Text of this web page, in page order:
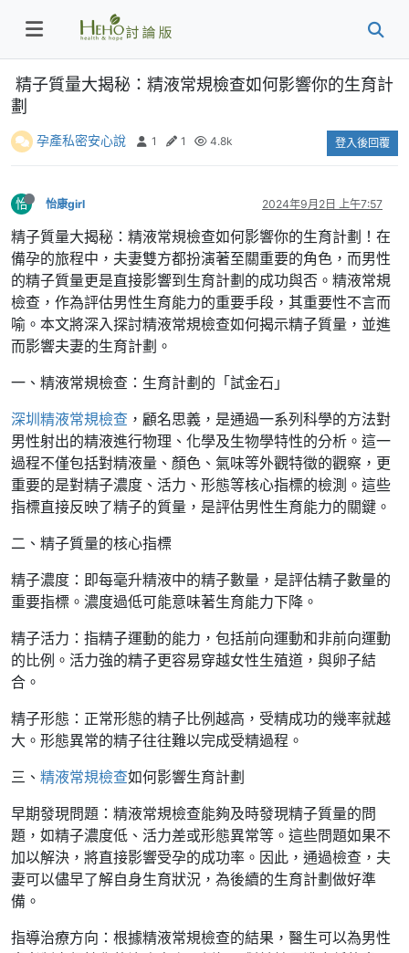
精子質量大揭秘：精液常規檢查如何影響你的生育計
劃
孕產私密安心說 1 1 4.8k 登入後回覆
怡 怡康girl 2024年9月2日 上午7:57
精子質量大揭秘：精液常規檢查如何影響你的生育計劃！在
備孕的旅程中，夫妻雙方都扮演著至關重要的角色，而男性
的精子質量更是直接影響到生育計劃的成功與否。精液常規
檢查，作為評估男性生育能力的重要手段，其重要性不言而
喻。本文將深入探討精液常規檢查如何揭示精子質量，並進
而影響夫妻的生育計劃。
一、精液常規檢查：生育計劃的「試金石」
深圳精液常規檢查 ，顧名思義，是通過一系列科學的方法對
男性射出的精液進行物理、化學及生物學特性的分析。這一
過程不僅包括對精液量、顏色、氣味等外觀特徵的觀察，更
重要的是對精子濃度、活力、形態等核心指標的檢測。這些
指標直接反映了精子的質量，是評估男性生育能力的關鍵。
二、精子質量的核心指標
精子濃度：即每毫升精液中的精子數量，是評估精子數量的
重要指標。濃度過低可能意味著生育能力下降。
精子活力：指精子運動的能力，包括前向運動和非前向運動
的比例。活力強的精子更容易穿越女性生殖道，與卵子結
合。
精子形態：正常形態的精子比例越高，受精成功的幾率就越
大。形態異常的精子往往難以完成受精過程。
三、 精液常規檢查如何影響生育計劃
早期發現問題：精液常規檢查能夠及時發現精子質量的問
題，如精子濃度低、活力差或形態異常等。這些問題如果不
加以解決，將直接影響受孕的成功率。因此，通過檢查，夫
妻可以儘早了解自身生育狀況，為後續的生育計劃做好準
備。
指導治療方向：根據精液常規檢查的結果，醫生可以為男性